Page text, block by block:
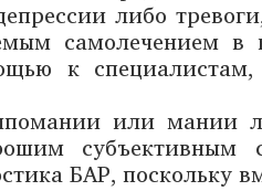
либо
самолечением в
к
или мании
субъективным
БАР, поскольку